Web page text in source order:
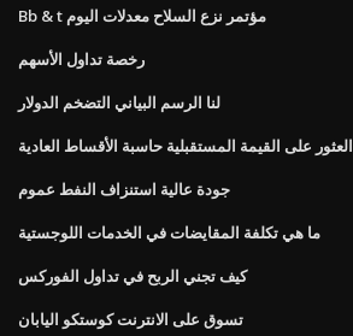
Bb & t مؤتمر نزع السلاح معدلات اليوم
رخصة تداول الأسهم
لنا الرسم البياني التضخم الدولار
العثور على القيمة المستقبلية حاسبة الأقساط العادية
جودة عالية استنزاف النفط عموم
ما هي تكلفة المقايضات في الخدمات اللوجستية
كيف تجني الربح في تداول الفوركس
تسوق على الانترنت كوستكو اليابان